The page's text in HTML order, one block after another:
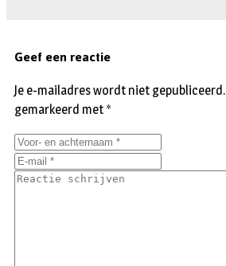
Geef een reactie
Je e-mailadres wordt niet gepubliceerd.
gemarkeerd met *